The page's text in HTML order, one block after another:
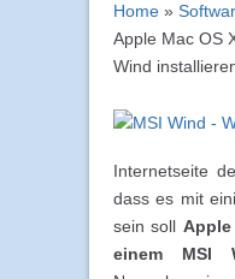
Home »
Apple Mac OS
Wind
Internetseite
dass es mit
sein soll Apple
einem MSI